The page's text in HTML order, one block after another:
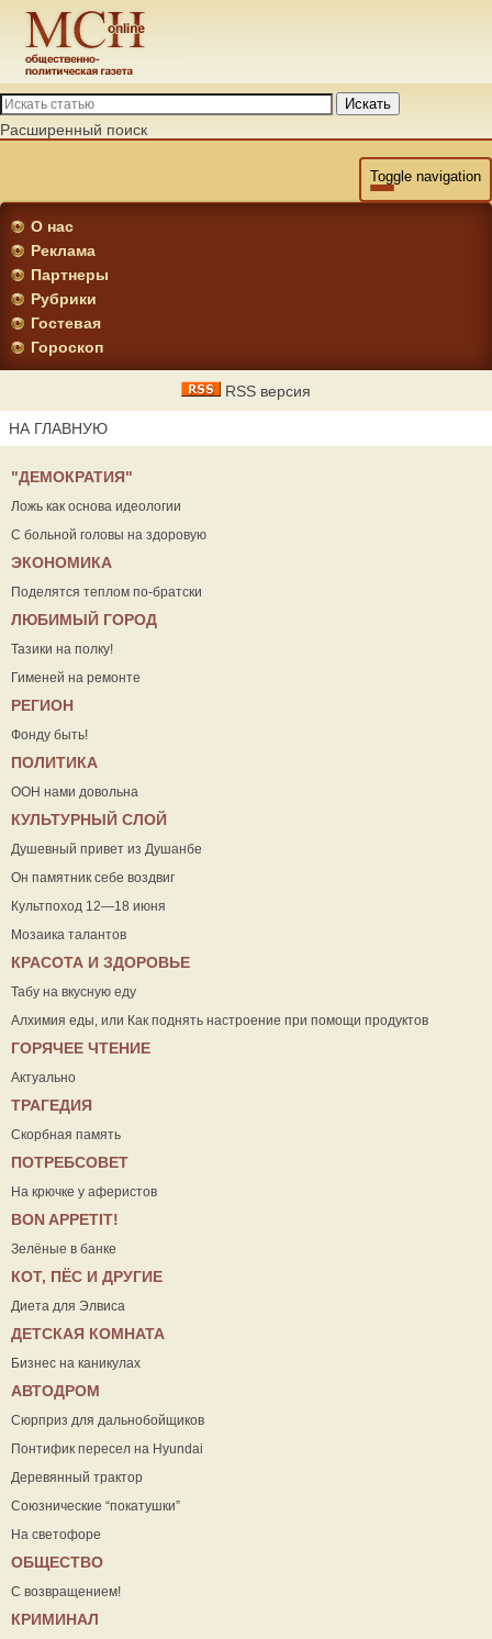
Искать
Расширенный поиск
Toggle navigation
О нас
Реклама
Партнеры
Рубрики
Гостевая
Гороскоп
RSS версия
НА ГЛАВНУЮ
"ДЕМОКРАТИЯ"
Ложь как основа идеологии
С больной головы на здоровую
ЭКОНОМИКА
Поделятся теплом по-братски
ЛЮБИМЫЙ ГОРОД
Тазики на полку!
Гименей на ремонте
РЕГИОН
Фонду быть!
ПОЛИТИКА
ООН нами довольна
КУЛЬТУРНЫЙ СЛОЙ
Душевный привет из Душанбе
Он памятник себе воздвиг
Культпоход 12—18 июня
Мозаика талантов
КРАСОТА И ЗДОРОВЬЕ
Табу на вкусную еду
Алхимия еды, или Как поднять настроение при помощи продуктов
ГОРЯЧЕЕ ЧТЕНИЕ
Актуально
ТРАГЕДИЯ
Скорбная память
ПОТРЕБСОВЕТ
На крючке у аферистов
ВON APPETIT!
Зелёные в банке
КОТ, ПЁС И ДРУГИЕ
Диета для Элвиса
ДЕТСКАЯ КОМНАТА
Бизнес на каникулах
АВТОДРОМ
Сюрприз для дальнобойщиков
Понтифик пересел на Hyundai
Деревянный трактор
Союзнические “покатушки”
На светофоре
ОБЩЕСТВО
С возвращением!
КРИМИНАЛ